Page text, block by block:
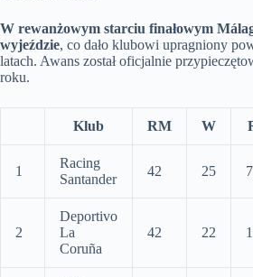
W rewanżowym starciu finałowym
wyjeździe, co dało klubowi upragniony
latach. Awans został oficjalnie
roku.
Klub RM W
1
Racing
Santander
42 25 7
2
Deportivo
La
Coruña
42 22